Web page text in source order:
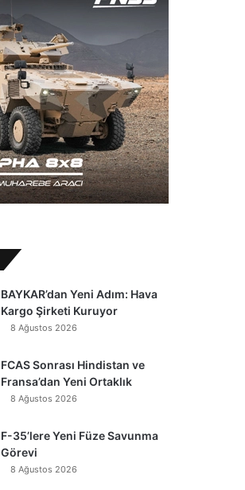
BAYKAR’dan Yeni Adım: Hava
Kargo Şirketi Kuruyor
8 Ağustos 2026
FCAS Sonrası Hindistan ve
Fransa’dan Yeni Ortaklık
8 Ağustos 2026
F-35’lere Yeni Füze Savunma
Görevi
8 Ağustos 2026